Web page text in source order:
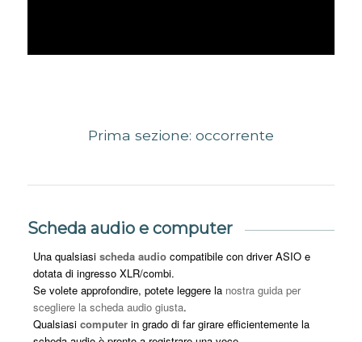
Prima sezione: occorrente
Scheda audio e computer
Una qualsiasischeda audiocompatibile con driver ASIO e
dotata di ingresso XLR/combi.
Se volete approfondire, potete leggere la nostra guida per
scegliere la scheda audio giusta.
Qualsiasi computerin grado di far girare efficientemente la